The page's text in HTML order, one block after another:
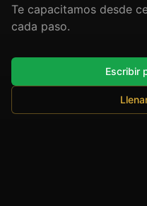
Te capacitamos desde
cada paso.
Escribir